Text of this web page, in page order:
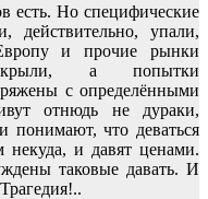
есть. Но специфические
действительно, упали,
и прочие рынки
а попытки
с определёнными
отнюдь не дураки,
понимают, что деваться
и давят ценами.
таковые давать. И